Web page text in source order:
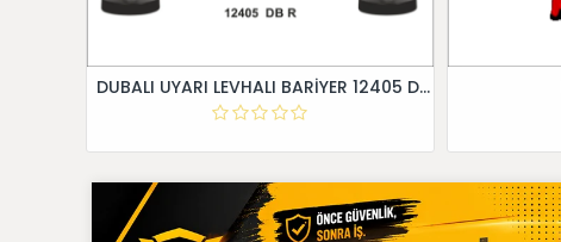
DUBALI UYARI LEVHALI BARİYER 12405 DB R